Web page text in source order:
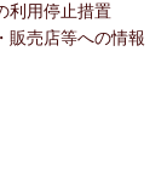
利用停止措置
販売店等への情報